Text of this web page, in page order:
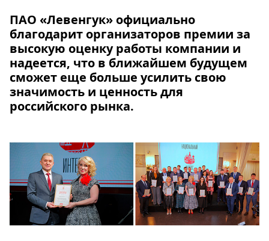
ПАО «Левенгук» официально
благодарит организаторов премии за
высокую оценку работы компании и
надеется, что в ближайшем будущем
сможет еще больше усилить свою
значимость и ценность для
российского рынка.